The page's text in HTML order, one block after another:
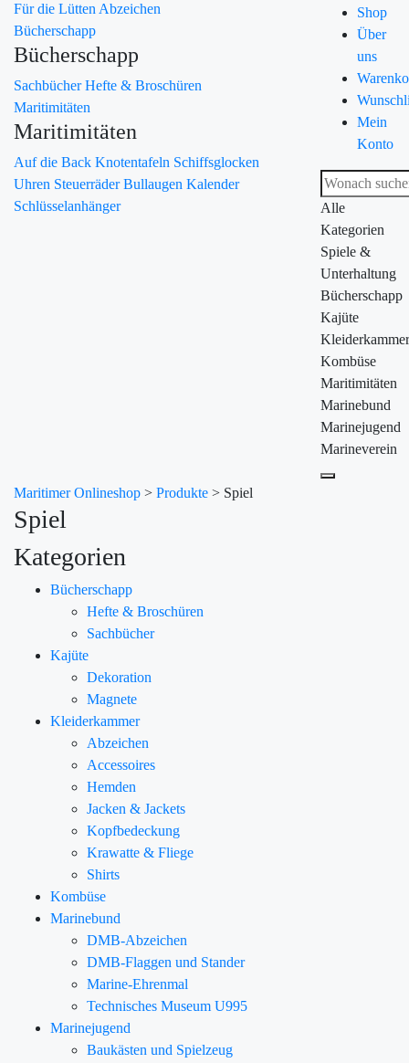
Für die Lütten Abzeichen
Bücherschapp
Bücherschapp
SachbücherHefte & Broschüren
Maritimitäten
Maritimitäten
Auf die Back Knotentafeln Schiffsglocken
Uhren SteuerräderBullaugen Kalender
Schlüsselanhänger
Shop
Über
uns
Mein
Konto
Alle
Kategorien
Spiele &
Unterhaltung
Bücherschapp
Kajüte
Kleiderkammer
Kombüse
Maritimitäten
Marinebund
Marinejugend
Marineverein
Maritimer Onlineshop > Produkte > Spiel
Spiel
Kategorien
Bücherschapp
Hefte & Broschüren
Sachbücher
Kajüte
Dekoration
Magnete
Kleiderkammer
Abzeichen
Accessoires
Hemden
Jacken & Jackets
Kopfbedeckung
Krawatte & Fliege
Shirts
Kombüse
Marinebund
DMB-Abzeichen
DMB-Flaggen und Stander
Marine-Ehrenmal
Technisches Museum U995
Marinejugend
Baukästen und Spielzeug